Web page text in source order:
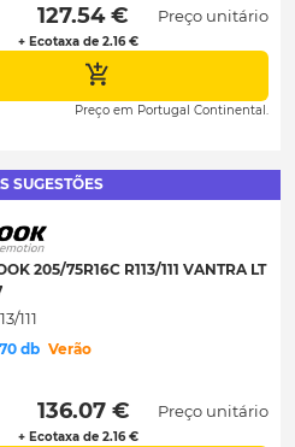
127.54 €
+ Ecotaxa de 2.16 €
Preço unitário
Preço em Portugal Continental.
SUGESTÕES
205/75R16C R113/111 VANTRA LT
111
db Verão
136.07 €
+ Ecotaxa de 2.16 €
Preço unitário